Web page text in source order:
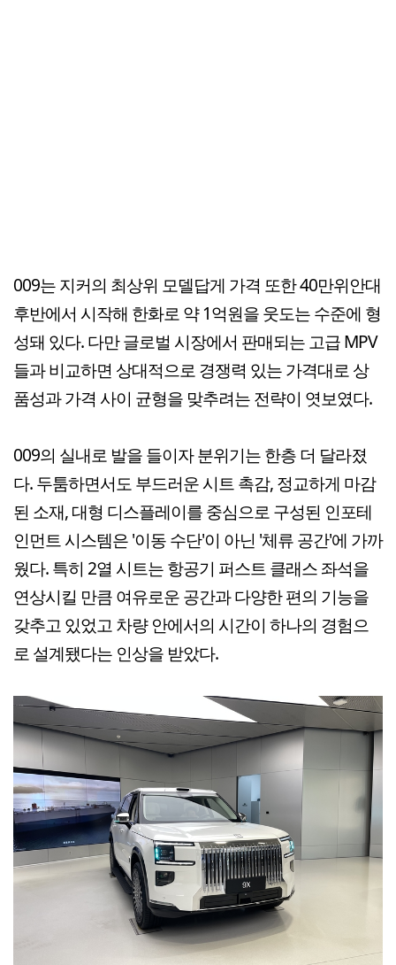
009는 지커의 최상위 모델답게 가격 또한 40만위안대
후반에서 시작해 한화로 약 1억원을 웃도는 수준에 형
성돼 있다. 다만 글로벌 시장에서 판매되는 고급 MPV
들과 비교하면 상대적으로 경쟁력 있는 가격대로 상
품성과 가격 사이 균형을 맞추려는 전략이 엿보였다.
009의 실내로 발을 들이자 분위기는 한층 더 달라졌
다. 두툼하면서도 부드러운 시트 촉감, 정교하게 마감
된 소재, 대형 디스플레이를 중심으로 구성된 인포테
인먼트 시스템은 '이동 수단'이 아닌 '체류 공간'에 가까
웠다. 특히 2열 시트는 항공기 퍼스트 클래스 좌석을
연상시킬 만큼 여유로운 공간과 다양한 편의 기능을
갖추고 있었고 차량 안에서의 시간이 하나의 경험으
로 설계됐다는 인상을 받았다.